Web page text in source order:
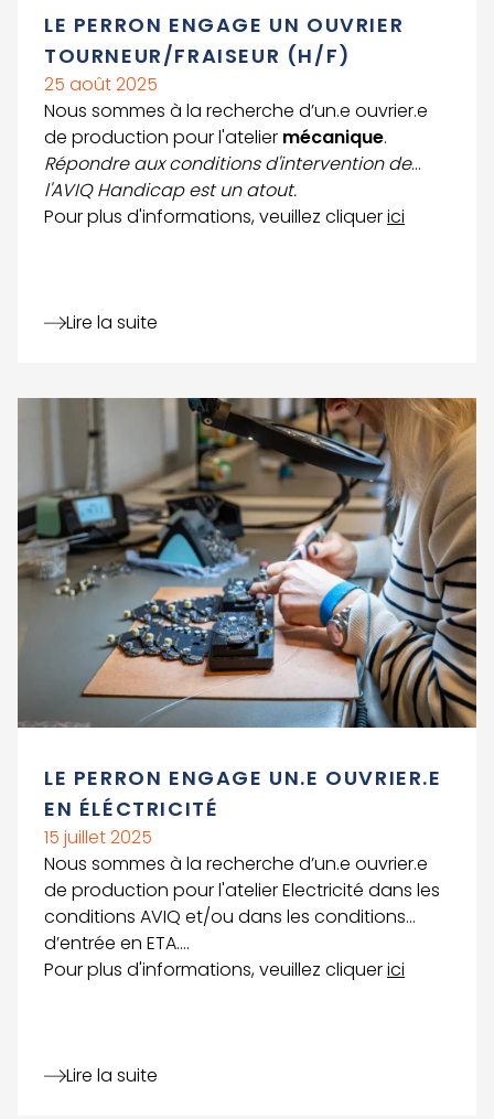
LE PERRON ENGAGE UN OUVRIER
TOURNEUR/FRAISEUR (H/F)
25 août 2025
Nous sommes à la recherche d’un.e ouvrier.e
de production pour l'atelier mécanique.
Répondre aux conditions d'intervention de
l'AVIQ Handicap est un atout.
Pour plus d'informations, veuillez cliquerici
Lire la suite
Voir le détail de l'article
LE PERRON ENGAGE UN.E OUVRIER.E
EN ÉLÉCTRICITÉ
15 juillet 2025
Nous sommes à la recherche d’un.e ouvrier.e
de production pour l'atelier Electricité dans les
conditions AVIQ et/ou dans les conditions
d’entrée en ETA….
Pour plus d'informations, veuillez cliquerici
Lire la suite